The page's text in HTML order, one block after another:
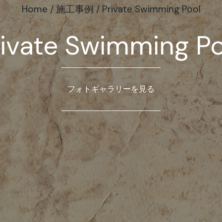
Home/ 施工事例 /Private Swimming Pool
Swimming
フォトギャラリーを見る